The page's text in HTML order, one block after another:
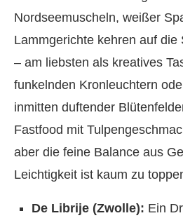
Nordseemuscheln, weißer
Lammgerichte kehren auf die
– am liebsten als kreatives
funkelnden Kronleuchtern
inmitten duftender
Fastfood mit
aber die feine Balance aus
Leichtigkeit ist kaum zu
De Librije (Zwolle): Ein